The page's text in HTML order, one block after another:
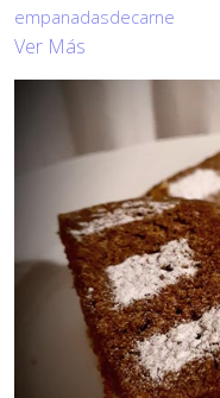
empanadasdecarne
Ver Más